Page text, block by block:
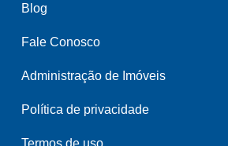
Blog
Fale Conosco
Administração de Imóveis
Política de privacidade
Termos de uso